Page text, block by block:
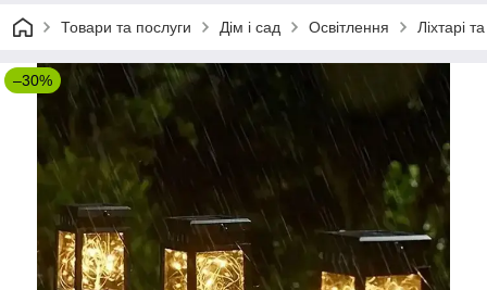
Товари та послуги Дім і сад Освітлення Ліхтарі
–30%